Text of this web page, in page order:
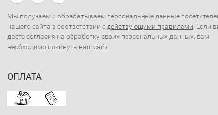
Мы получаем и обрабатываем персональные данные
нашего сайта в соответствии с действующими правилами . Если
даете согласия на обработку своих персональных данных, вам
необходимо покинуть наш сайт.
ОПЛАТА